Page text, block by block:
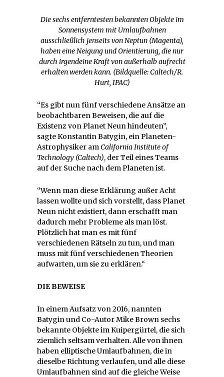
Die sechs entferntesten bekannten Objekte im
Sonnensystem mit Umlaufbahnen
ausschließlich jenseits von Neptun (Magenta),
haben eine Neigung und Orientierung, die nur
durch irgendeine Kraft von außerhalb aufrecht
erhalten werden kann. (Bildquelle: Caltech/R.
Hurt, IPAC)
“Es gibt nun fünf verschiedene Ansätze an
beobachtbaren Beweisen, die auf die
Existenz von Planet Neun hindeuten”,
sagte Konstantin Batygin, ein Planeten-
Astrophysiker amCalifornia Institute of
Technology (Caltech), der Teil eines Teams
auf der Suche nach dem Planeten ist.
“Wenn man diese Erklärung außer Acht
lassen wollte und sich vorstellt, dass Planet
Neun nicht existiert, dann erschafft man
dadurch mehr Probleme als man löst.
Plötzlich hat man es mit fünf
verschiedenen Rätseln zu tun, und man
muss mit fünf verschiedenen Theorien
aufwarten, um sie zu erklären.“
DIE BEWEISE
In einem Aufsatz von 2016, nannten
Batygin und Co-Autor Mike Brown sechs
bekannte Objekte im Kuipergürtel, die sich
ziemlich seltsam verhalten. Alle von ihnen
haben elliptische Umlaufbahnen, die in
dieselbe Richtung verlaufen, und alle diese
Umlaufbahnen sind auf die gleiche Weise